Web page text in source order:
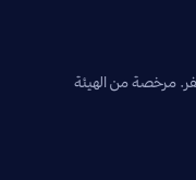
مرخصة من الهيئة